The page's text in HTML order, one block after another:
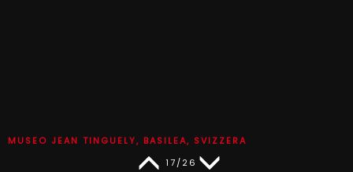
MUSEO JEAN TINGUELY, BASILEA, SVIZZERA
17/26